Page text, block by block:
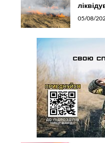
05/08/